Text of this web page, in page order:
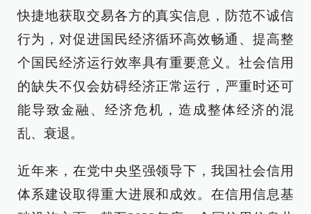
快捷地获取交易各方的真实信息，防范不诚信
行为，对促进国民经济循环高效畅通、提高整
个国民经济运行效率具有重要意义。社会信用
的缺失不仅会妨碍经济正常运行，严重时还可
能导致金融、经济危机，造成整体经济的混
乱、衰退。
近年来，在党中央坚强领导下，我国社会信用
体系建设取得重大进展和成效。在信用信息基